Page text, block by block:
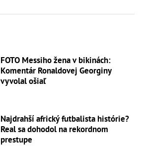
FOTO Messiho žena v bikinách:
Komentár Ronaldovej Georginy
vyvolal ošiaľ
Najdrahší africký futbalista histórie?
Real sa dohodol na rekordnom
prestupe